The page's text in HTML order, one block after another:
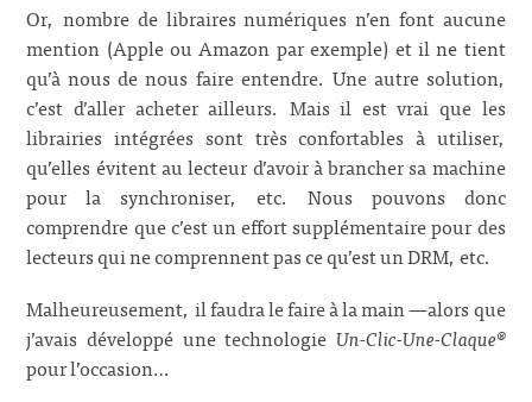
Or, nombre de libraires numériques n’en font aucune
mention (Apple ou Amazon par exemple) et il ne tient
qu’à nous de nous faire entendre. Une autre solution,
c’est d’aller acheter ailleurs. Mais il est vrai que les
librairies intégrées sont très confortables à utiliser,
qu’elles évitent au lecteur d’avoir à brancher sa machine
pour la synchroniser, etc. Nous pouvons donc
comprendre que c’est un effort supplémentaire pour des
lecteurs qui ne comprennent pas ce qu’est un DRM, etc.
Malheureusement, il faudra le faire à la main —alors que
j’avais développé une technologie Un-Clic-Une-Claque®
pour l’occasion…